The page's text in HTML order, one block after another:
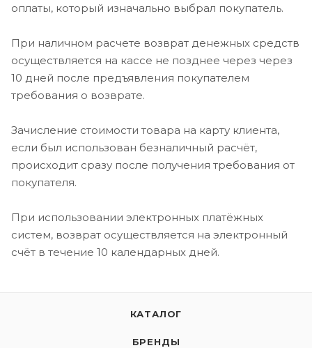
оплаты, который изначально выбрал покупатель.
При наличном расчете возврат денежных средств
осуществляется на кассе не позднее через через
10 дней после предъявления покупателем
требования о возврате.
Зачисление стоимости товара на карту клиента,
если был использован безналичный расчёт,
происходит сразу после получения требования от
покупателя.
При использовании электронных платёжных
систем, возврат осуществляется на электронный
счёт в течение 10 календарных дней.
КАТАЛОГ
БРЕНДЫ